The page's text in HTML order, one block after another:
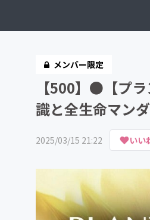
チ
メンバー限定
【500】●【プ
識と全生命マンダ
2025/03/15 21:22 いい